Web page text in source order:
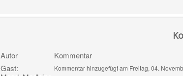
Autor
Kommentar
Gast:
Kommentar hinzugefügt am Freitag, 04.